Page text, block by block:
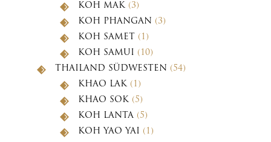
KOH MAK(3)
KOH PHANGAN (3)
KOH SAMET (1)
KOH SAMUI (10)
THAILAND SÜDWESTEN (54)
KHAO LAK(1)
KHAO SOK(5)
KOH LANTA (5)
KOH YAO YAI (1)